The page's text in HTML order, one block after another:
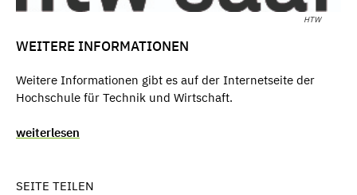
HTW
WEITERE INFORMATIONEN
Weitere Informationen gibt es auf der Internetseite der
Hochschule für Technik und Wirtschaft.
weiterlesen
SEITE TEILEN